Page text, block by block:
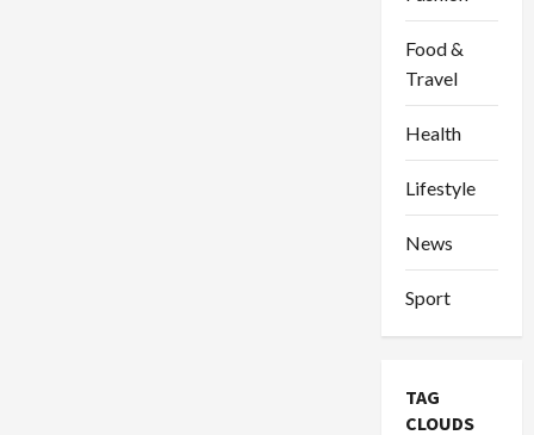
Food &
Travel
Health
Lifestyle
News
Sport
TAG
CLOUDS